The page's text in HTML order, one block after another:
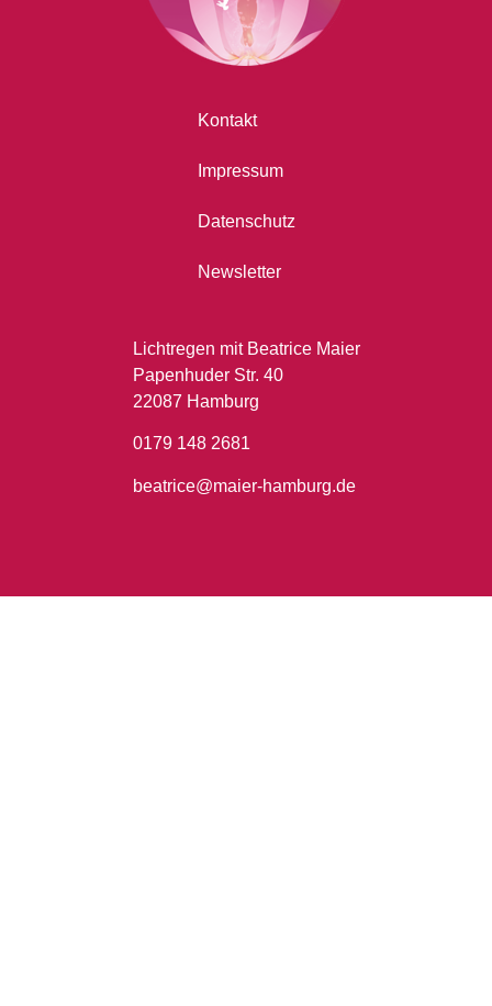
Kontakt
Impressum
Datenschutz
Newsletter
Lichtregen mit Beatrice Maier
Papenhuder Str. 40
22087 Hamburg
0179 148 2681
beatrice@maier-hamburg.de